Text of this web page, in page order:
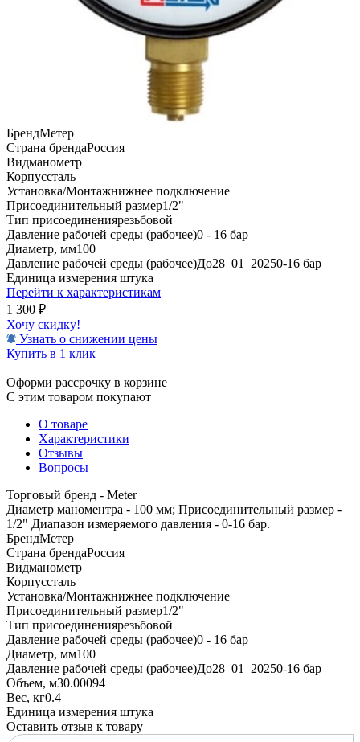
БрендМетер
Страна брендаРоссия
Видманометр
Корпуссталь
Установка/Монтажнижнее подключение
Присоединительный размер1/2"
Тип присоединениярезьбовой
Давление рабочей среды (рабочее)0 - 16 бар
Диаметр, мм100
Давление рабочей среды (рабочее)До28_01_20250-16 бар
Единица измерения штука
Перейти к характеристикам
1 300 ₽
Хочу скидку!
Узнать о снижении цены
Купить в 1 клик
Оформи рассрочку в корзине
С этим товаром покупают
О товаре
Характеристики
Отзывы
Вопросы
Торговый бренд - Meter
Диаметр маноментра - 100 мм; Присоединительный размер -
1/2" Диапазон измеряемого давления - 0-16 бар.
БрендМетер
Страна брендаРоссия
Видманометр
Корпуссталь
Установка/Монтажнижнее подключение
Присоединительный размер1/2"
Тип присоединениярезьбовой
Давление рабочей среды (рабочее)0 - 16 бар
Диаметр, мм100
Давление рабочей среды (рабочее)До28_01_20250-16 бар
Объем, м30.00094
Вес, кг0.4
Единица измерения штука
Оставить отзыв к товару